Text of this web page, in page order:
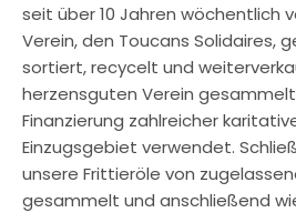
seit über 10 Jahren wöchentlich
Verein, den Toucans Solidaires,
sortiert, recycelt und
herzensguten Verein
Finanzierung zahlreicher
Einzugsgebiet verwendet.
unsere Frittieröle von
gesammelt und anschließend